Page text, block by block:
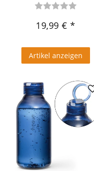
19,99 €
Artikel anzeigen